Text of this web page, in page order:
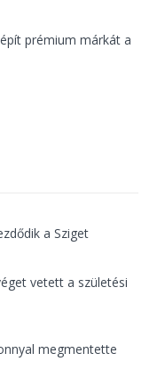
prémium márkát a
a Sziget
vetett a születési
megmentette